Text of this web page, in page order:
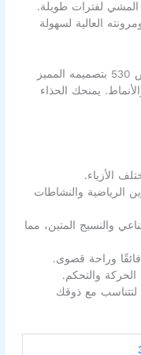
المشي لفترات طويلة.
العالية لسهولة
بالإضافة إلى كل ذلك، يتميز حذاء نيوبالانس 530 بتصميمه المميز
يمنحك الحذاء
الأزياء.
الرياضية والنشاطات
والنسيج المتين، مما
فائقًا وراحة قصوى.
الحركة والتحكم.
لتتناسب مع ذوقك